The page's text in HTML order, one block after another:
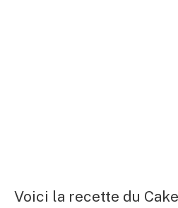
Voici la recette du